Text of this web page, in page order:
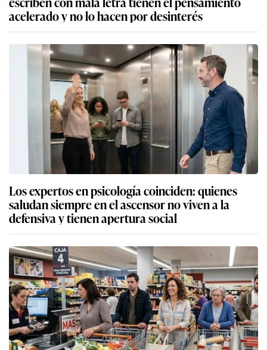
acelerado y no lo hacen por desinterés
Los expertos en psicología coinciden: quienes
saludan siempre en el ascensor no viven a la
defensiva y tienen apertura social